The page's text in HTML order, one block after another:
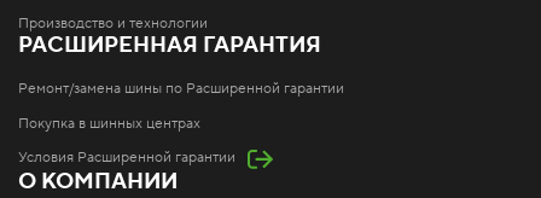
Производство и технологии
РАСШИРЕННАЯ ГАРАНТИЯ
Ремонт/замена шины по Расширенной гарантии
Покупка в шинных центрах
Условия Расширенной гарантии
О КОМПАНИИ